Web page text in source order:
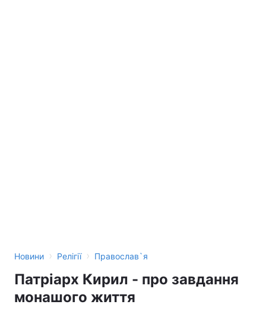
Новини › Релігії › Православ`я
Патріарх Кирил - про завдання
монашого життя